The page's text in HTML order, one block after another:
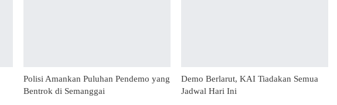
Polisi Amankan Puluhan Pendemo yang
Bentrok di Semanggai
Demo Berlarut, KAI Tiadakan Semua
Jadwal Hari Ini